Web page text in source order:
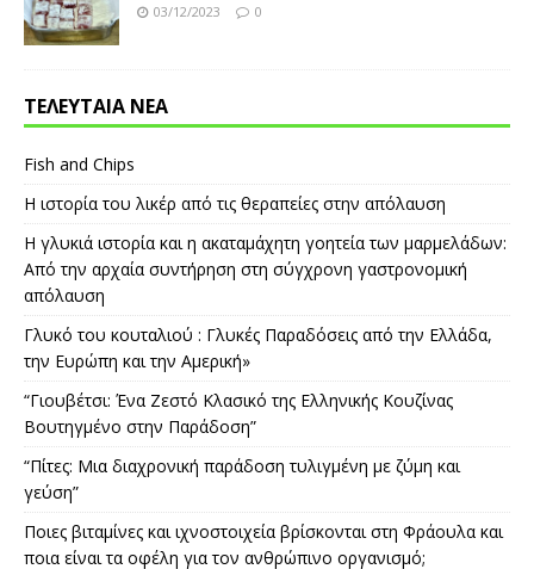
03/12/2023 0
ΤΕΛΕΥΤΑΙΑ ΝΕΑ
Fish and Chips
Η ιστορία του λικέρ από τις θεραπείες στην απόλαυση
Η γλυκιά ιστορία και η ακαταμάχητη γοητεία των μαρμελάδων:
Από την αρχαία συντήρηση στη σύγχρονη γαστρονομική
απόλαυση
Γλυκό του κουταλιού : Γλυκές Παραδόσεις από την Ελλάδα,
την Ευρώπη και την Αμερική»
“Γιουβέτσι: Ένα Ζεστό Κλασικό της Ελληνικής Κουζίνας
Βουτηγμένο στην Παράδοση”
“Πίτες: Μια διαχρονική παράδοση τυλιγμένη με ζύμη και
γεύση”
Ποιες βιταμίνες και ιχνοστοιχεία βρίσκονται στη Φράουλα και
ποια είναι τα οφέλη για τον ανθρώπινο οργανισμό;